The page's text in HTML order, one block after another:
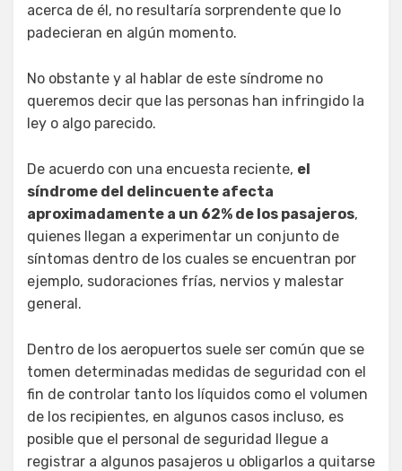
acerca de él, no resultaría sorprendente que lo
padecieran en algún momento.
No obstante y al hablar de este síndrome no
queremos decir que las personas han infringido la
ley o algo parecido.
De acuerdo con una encuesta reciente, el
síndrome del delincuente afecta
aproximadamente a un 62% de los pasajeros,
quienes llegan a experimentar un conjunto de
síntomas dentro de los cuales se encuentran por
ejemplo, sudoraciones frías, nervios y malestar
general.
Dentro de los aeropuertos suele ser común que se
tomen determinadas medidas de seguridad con el
fin de controlar tanto los líquidos como el volumen
de los recipientes, en algunos casos incluso, es
posible que el personal de seguridad llegue a
registrar a algunos pasajeros u obligarlos a quitarse